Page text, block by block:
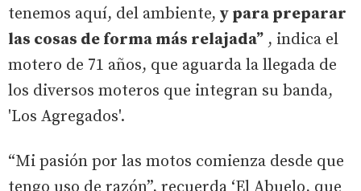
tenemos aquí, del ambiente, y para preparar
las cosas de forma más relajada” , indica el
motero de 71 años, que aguarda la llegada de
los diversos moteros que integran su banda,
'Los Agregados'.
“Mi pasión por las motos comienza desde que